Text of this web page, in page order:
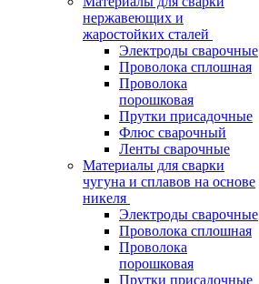
нержавеющих и
жаростойких сталей
Электроды сварочные
Проволока сплошная
Проволока
порошковая
Прутки присадочные
Флюс сварочный
Ленты сварочные
Материалы для сварки
чугуна и сплавов на основе
никеля
Электроды сварочные
Проволока сплошная
Проволока
порошковая
Прутки присадочные